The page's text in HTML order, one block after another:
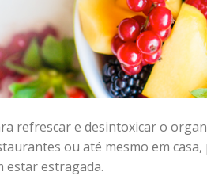
refrescar e desintoxicar o
ou até mesmo em
estar estragada.